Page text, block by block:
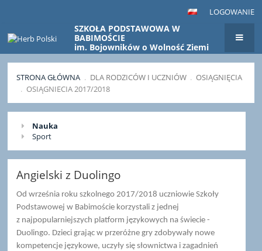
LOGOWANIE
SZKOŁA PODSTAWOWA W
BABIMOŚCIE
im. Bojowników o Wolność Ziemi
Babimojskiej
STRONA GŁÓWNA . DLA RODZICÓW I UCZNIÓW . OSIĄGNIĘCIA
. OSIĄGNIECIA 2017/2018
Osiągniecia
2017/2018
Nauka
Sport
Angielski z Duolingo
Od września roku szkolnego 2017/2018 uczniowie Szkoły
Podstawowej w Babimoście korzystali z jednej
z najpopularniejszych platform językowych na świecie -
Duolingo. Dzieci grając w przeróżne gry zdobywały nowe
kompetencje językowe, uczyły się słownictwa i zagadnień